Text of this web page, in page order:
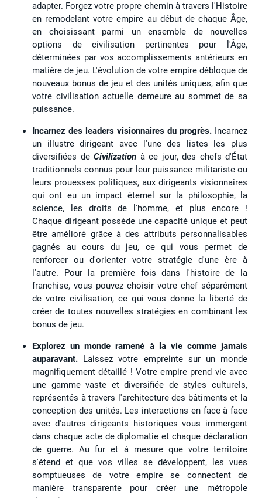
adapter. Forgez votre propre chemin à travers l'Histoire
en remodelant votre empire au début de chaque Âge,
en choisissant parmi un ensemble de nouvelles
options de civilisation pertinentes pour l'Âge,
déterminées par vos accomplissements antérieurs en
matière de jeu. L'évolution de votre empire débloque de
nouveaux bonus de jeu et des unités uniques, afin que
votre civilisation actuelle demeure au sommet de sa
puissance.
Incarnez des leaders visionnaires du progrès. Incarnez
un illustre dirigeant avec l'une des listes les plus
diversifiées de Civilization à ce jour, des chefs d'État
traditionnels connus pour leur puissance militariste ou
leurs prouesses politiques, aux dirigeants visionnaires
qui ont eu un impact éternel sur la philosophie, la
science, les droits de l'homme, et plus encore !
Chaque dirigeant possède une capacité unique et peut
être amélioré grâce à des attributs personnalisables
gagnés au cours du jeu, ce qui vous permet de
renforcer ou d'orienter votre stratégie d'une ère à
l'autre. Pour la première fois dans l'histoire de la
franchise, vous pouvez choisir votre chef séparément
de votre civilisation, ce qui vous donne la liberté de
créer de toutes nouvelles stratégies en combinant les
bonus de jeu.
Explorez un monde ramené à la vie comme jamais
auparavant. Laissez votre empreinte sur un monde
magnifiquement détaillé ! Votre empire prend vie avec
une gamme vaste et diversifiée de styles culturels,
représentés à travers l'architecture des bâtiments et la
conception des unités. Les interactions en face à face
avec d'autres dirigeants historiques vous immergent
dans chaque acte de diplomatie et chaque déclaration
de guerre. Au fur et à mesure que votre territoire
s'étend et que vos villes se développent, les vues
somptueuses de votre empire se connectent de
manière transparente pour créer une métropole